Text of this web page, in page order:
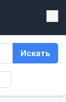
Искать